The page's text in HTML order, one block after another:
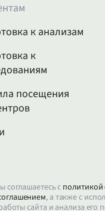
к анализам
к
посещения
соглашаетесь с
, а также с
сайта и анализа его